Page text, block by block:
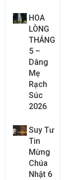
HOA
LÒNG
THÁNG
5 –
Dâng
Mẹ
Rạch
Súc
2026
Suy Tư
Tin
Mừng
Chúa
Nhật 6